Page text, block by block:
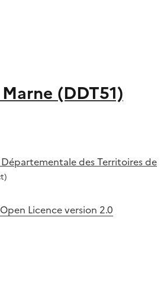
(DDT51)
des Territoires de
Licence version 2.0